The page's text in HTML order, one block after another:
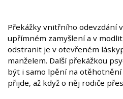
Překážky vnitřního odevzdání
upřímném zamyšlení a v
odstranit je v otevřeném
manželem. Další překážkou
být i samo lpění na otěhotnění
přijde, až když o něj rodiče